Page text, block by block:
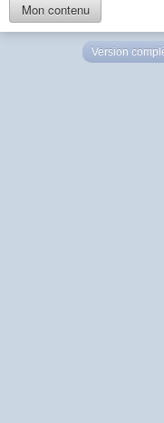
Mon contenu
Version